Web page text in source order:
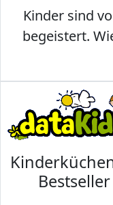
Kinder sind
begeistert.